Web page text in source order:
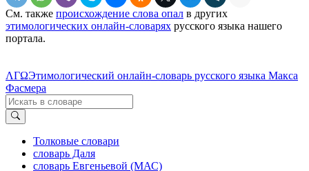
См. также происхождение слова опал в других
этимологических онлайн-словарях русского языка нашего
портала.
ΛΓΩЭтимологический онлайн-словарь русского языка Макса
Фасмера
Толковые словари
словарь Даля
словарь Евгеньевой (МАС)